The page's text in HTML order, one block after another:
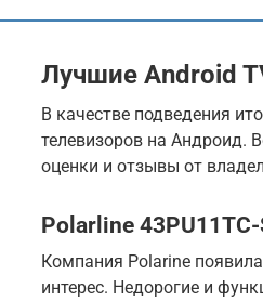
Лучшие Android
В качестве подведения
телевизоров на Андроид.
оценки и отзывы от
Polarline 43PU11TC-
Компания Polarine
интерес. Недорогие и